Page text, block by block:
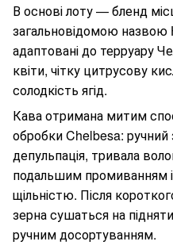
В основі лоту — бленд
загальновідомою назвою
адаптовані до терруару
квіти, чітку цитрусову
солодкість ягід.
Кава отримана митим
обробки Chelbesa: ручний
депульпація, тривала
подальшим промиванням
щільністю. Після
зерна сушаться на
ручним досортуванням.